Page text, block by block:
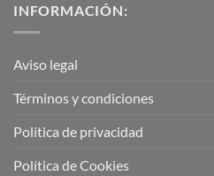
INFORMACIÓN:
Aviso legal
Términos y condiciones
Política de privacidad
Política de Cookies